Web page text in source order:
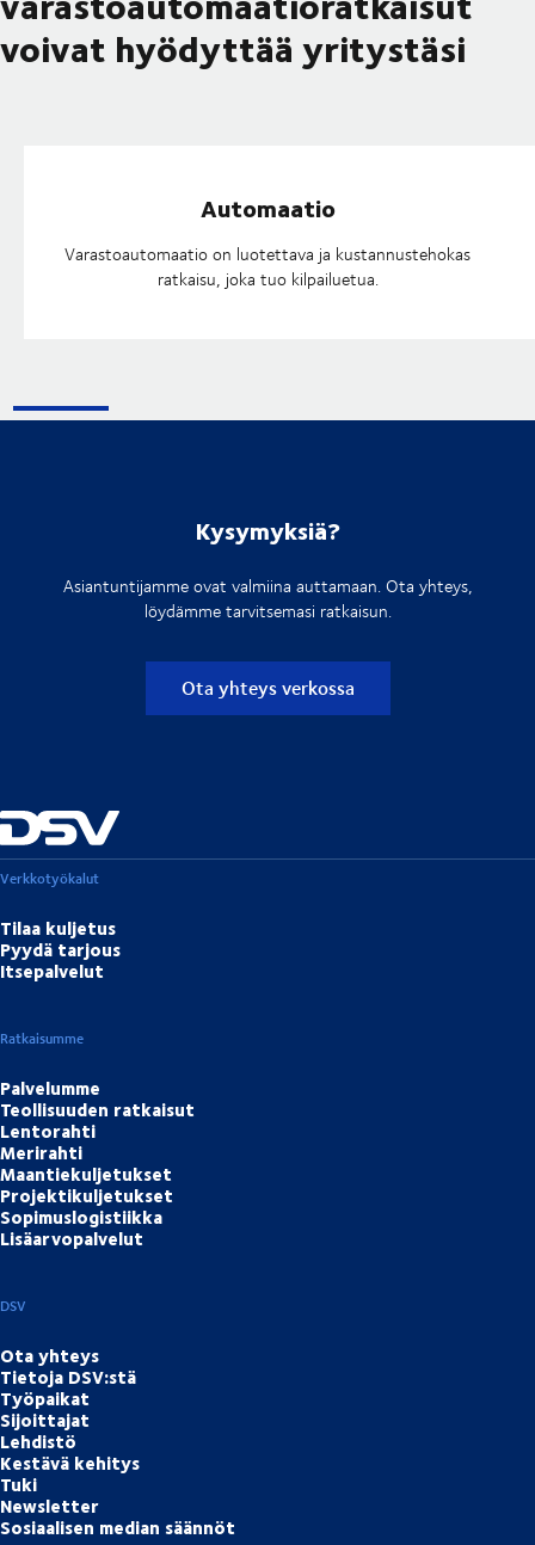
voivat hyödyttää yritystäsi
Automaatio
Varastoautomaatio on luotettava ja kustannustehokas
ratkaisu, joka tuo kilpailuetua.
Kysymyksiä?
Asiantuntijamme ovat valmiina auttamaan. Ota yhteys,
löydämme tarvitsemasi ratkaisun.
Ota yhteys verkossa
Verkkotyökalut
Tilaa kuljetus
Pyydä tarjous
Itsepalvelut
Ratkaisumme
Palvelumme
Teollisuuden ratkaisut
Lentorahti
Merirahti
Maantiekuljetukset
Projektikuljetukset
Sopimuslogistiikka
Lisäarvopalvelut
DSV
Ota yhteys
Tietoja DSV:stä
Työpaikat
Sijoittajat
Lehdistö
Kestävä kehitys
Tuki
Newsletter
Sosiaalisen median säännöt